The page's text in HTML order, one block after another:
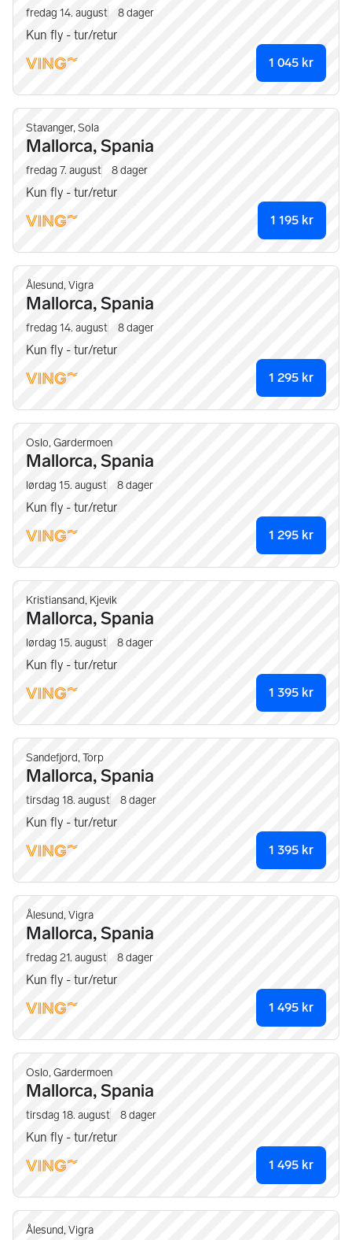
fredag 14. august 8dager
Kun fly - tur/retur
1 045 kr
Stavanger, Sola
Mallorca, Spania
fredag 7. august 8dager
Kun fly - tur/retur
1 195 kr
Ålesund, Vigra
Mallorca, Spania
fredag 14. august 8dager
Kun fly - tur/retur
1 295 kr
Oslo, Gardermoen
Mallorca, Spania
lørdag 15. august 8dager
Kun fly - tur/retur
1 295 kr
Kristiansand, Kjevik
Mallorca, Spania
lørdag 15. august 8dager
Kun fly - tur/retur
1 395 kr
Sandefjord, Torp
Mallorca, Spania
tirsdag 18. august 8dager
Kun fly - tur/retur
1 395 kr
Ålesund, Vigra
Mallorca, Spania
fredag 21. august 8dager
Kun fly - tur/retur
1 495 kr
Oslo, Gardermoen
Mallorca, Spania
tirsdag 18. august 8dager
Kun fly - tur/retur
1 495 kr
Ålesund, Vigra